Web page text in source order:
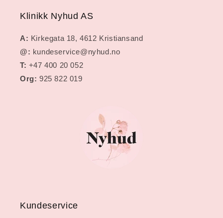
Klinikk Nyhud AS
A: Kirkegata 18, 4612 Kristiansand
@: kundeservice@nyhud.no
T: +47 400 20 052
Org: 925 822 019
Kundeservice